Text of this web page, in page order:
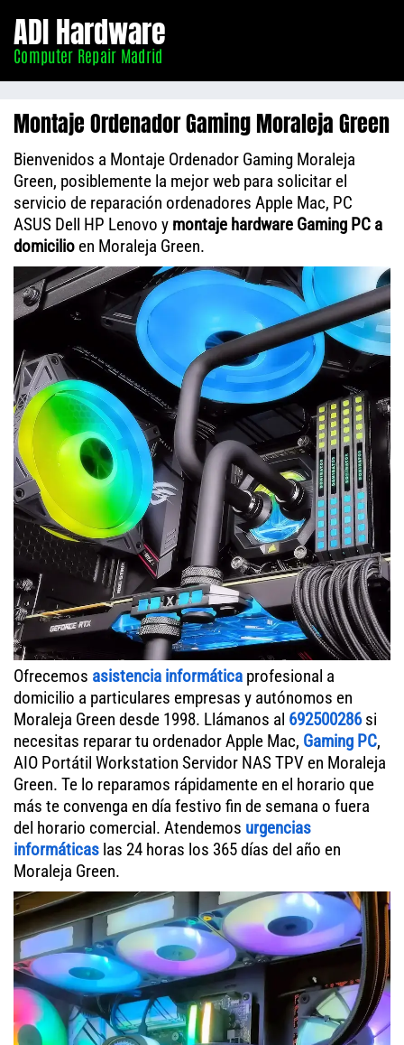
Madrid
ADI Hardware
Computer Repair Madrid
Montaje Ordenador Gaming Moraleja Green
Bienvenidos a Montaje Ordenador Gaming Moraleja
Green, posiblemente la mejor web para solicitar el
servicio de reparación ordenadores Apple Mac, PC
ASUS Dell HP Lenovo y montaje hardware Gaming PC a
domicilio en Moraleja Green.
Ofrecemos asistencia informática profesional a
domicilio a particulares empresas y autónomos en
Moraleja Green desde 1998. Llámanos al 692500286si
necesitas reparar tu ordenador Apple Mac, Gaming PC,
AIO Portátil Workstation Servidor NAS TPV en Moraleja
Green. Te lo reparamos rápidamente en el horario que
más te convenga en día festivo fin de semana o fuera
del horario comercial. Atendemos urgencias
informáticas las 24 horas los 365 días del año en
Moraleja Green.